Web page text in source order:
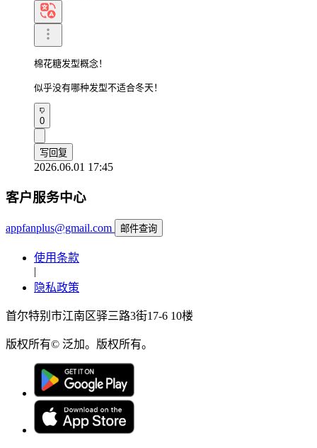
棉花糖发型概念！
似乎没有哪种发型不适合冬天！
0
写回复
2026.06.01 17:45
客户服务中心
appfanplus@gmail.com 邮件查询
使用条款
|
隐私政策
首尔特别市江南区驿三路3街17-6 10楼
版权所有© 泛加。版权所有。